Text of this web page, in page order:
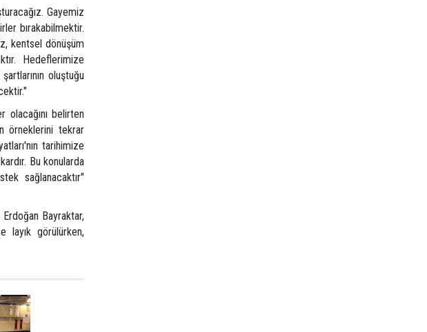
Gayemiz
bırakabilmektir.
kentsel dönüşüm
Hedeflerimize
oluştuğu
belirten
örneklerini tekrar
tarihimize
Bu konularda
sağlanacaktır"
Bayraktar,
layık görülürken,